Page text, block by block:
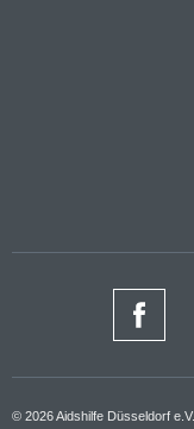
© 2026 Aidshilfe Düsseldorf e.V.